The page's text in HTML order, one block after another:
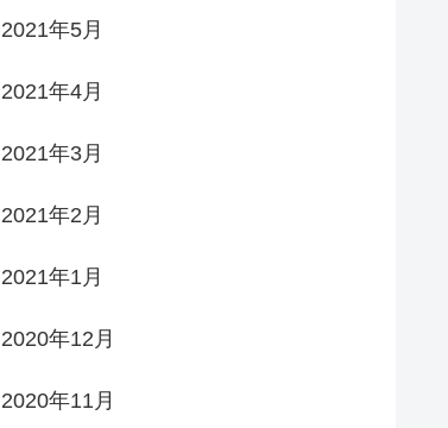
2021年5月
2021年4月
2021年3月
2021年2月
2021年1月
2020年12月
2020年11月